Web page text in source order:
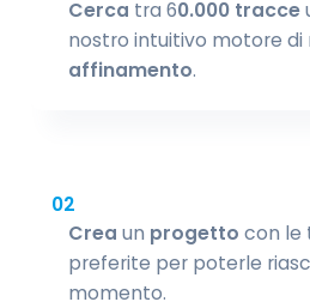
Cerca tra 60.000 tracce
nostro intuitivo motore di
affinamento.
02
Crea un progetto con le
preferite per poterle
momento.